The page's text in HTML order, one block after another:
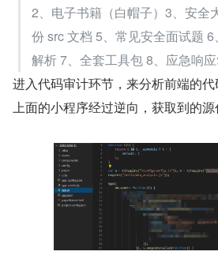
2、电子书籍（白帽子）3、安全
份 src 文档 5、常见安全面试题 6
解析 7、全套工具包 8、应急响
进入代码审计环节，来分析前端的代
上面的小程序经过逆向，获取到的源